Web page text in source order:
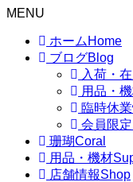
MENU
ホーム Home
ブログBlog
入荷・
用品・
臨時休
会員限
珊瑚Coral
用品・機材
店舗情報Shop